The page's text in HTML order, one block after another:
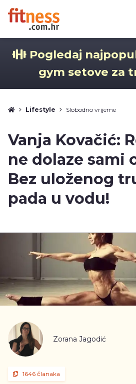
Pogledaj
gym setove za
Lifestyle Slobodno vrijeme
Vanja Kovačić:
ne dolaze sami
Bez uloženog
pada u vodu!
Zorana Jagodić
1646 članaka